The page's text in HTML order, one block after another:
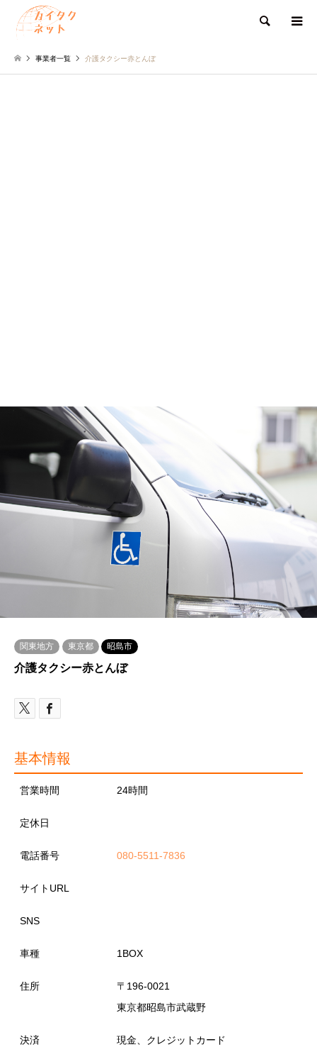
検索
事業者一覧 介護タクシー赤とんぼ
関東地方 東京都 昭島市
介護タクシー赤とんぼ
基本情報
営業時間 24時間
定休日
電話番号 080-5511-7836
サイトURL
SNS
車種 1BOX
住所
〒196-0021
東京都昭島市武蔵野
決済 現金、クレジットカード